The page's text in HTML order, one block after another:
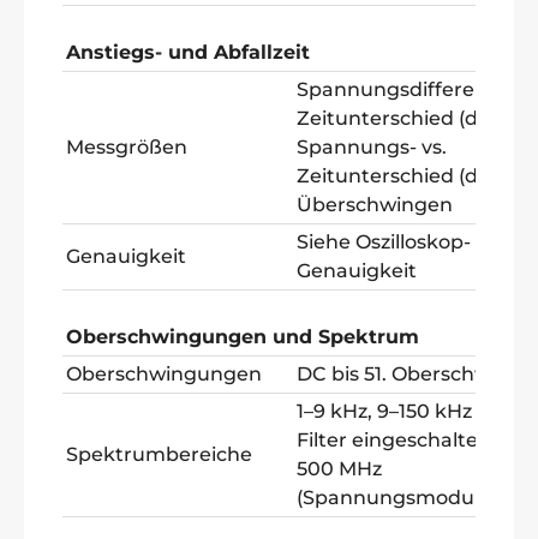
Anstiegs- und Abfallzeit
Messgrößen
Spannungsdifferenz
Zeitunterschied (dt),
Spannungs- vs.
Zeitunterschied (dV/dt),
Überschwingen
Genauigkeit
Siehe Oszilloskop-
Genauigkeit
Oberschwingungen und Spektrum
Oberschwingungen
DC bis 51.
Spektrumbereiche
1–9 kHz, 9–150 kHz (20-
Filter eingeschaltet), bis
500 MHz
(Spannungsmodulation)